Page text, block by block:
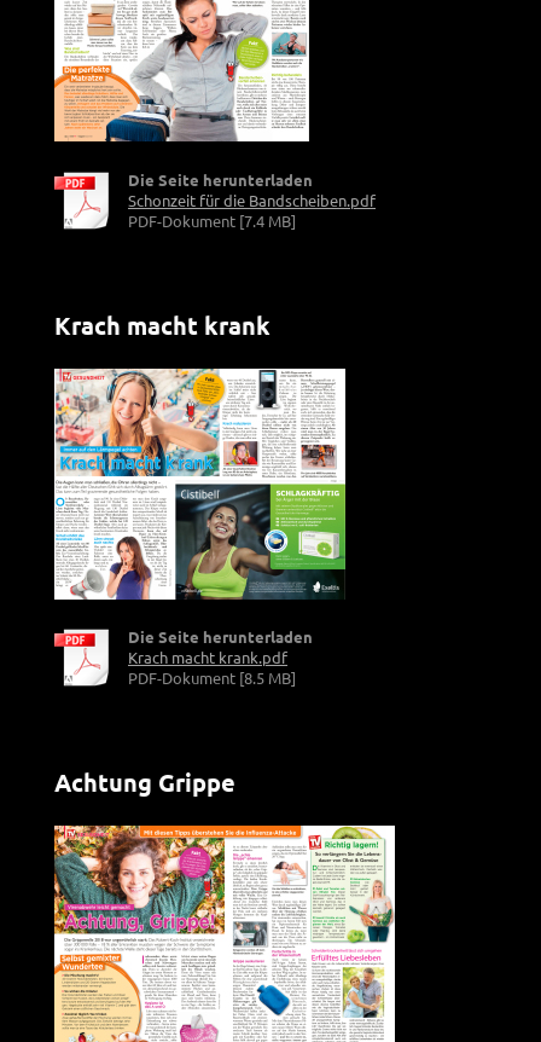
Die Seite herunterladen
Schonzeit für die Bandscheiben.pdf
PDF-Dokument [7.4 MB]
Krach macht krank
Die Seite herunterladen
Krach macht krank.pdf
PDF-Dokument [8.5 MB]
Achtung Grippe